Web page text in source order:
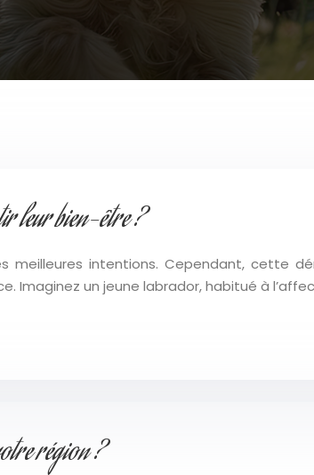
leur bien-être ?
meilleures intentions. Cependant, cette
un jeune labrador, habitué à
région ?